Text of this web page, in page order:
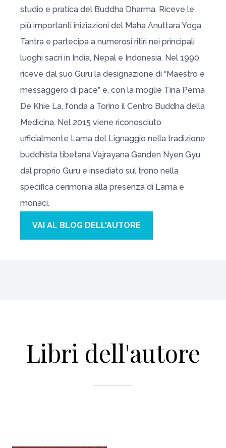
studio e pratica del Buddha Dharma. Riceve le
più importanti iniziazioni del Maha Anuttara Yoga
Tantra e partecipa a numerosi ritiri nei principali
luoghi sacri in India, Nepal e Indonesia. Nel 1990
riceve dal suo Guru la designazione di “Maestro e
messaggero di pace” e, con la moglie Tina Pema
De Khie La, fonda a Torino il Centro Buddha della
Medicina. Nel 2015 viene riconosciuto
ufficialmente Lama del Lignaggio nella tradizione
buddhista tibetana Vajrayana Ganden Nyen Gyu
dal proprio Guru e insediato sul trono nella
specifica cerimonia alla presenza di Lama e
monaci.
VAI AL BLOG DELL'AUTORE
Libri dell'autore